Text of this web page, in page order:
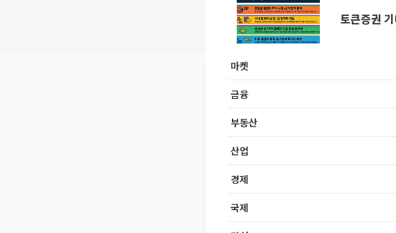
토큰증권
마켓
금융
부동산
산업
경제
국제